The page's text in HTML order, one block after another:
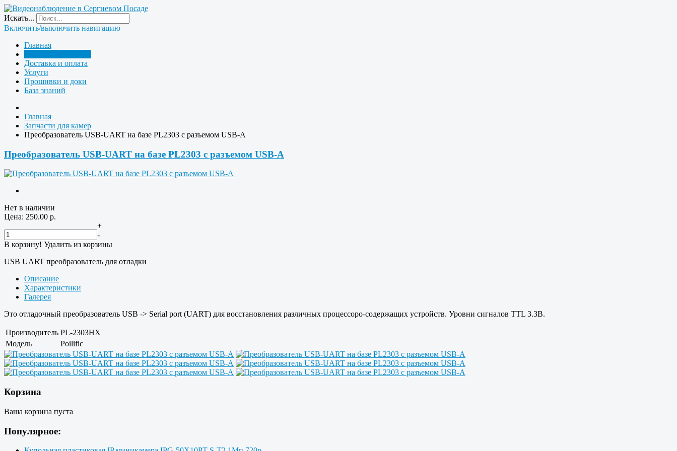
Искать...
Включить/выключить навигацию
Главная
Доставка и оплата
Услуги
Прошивки и доки
База знаний
Главная
Запчасти для камер
Преобразователь USB-UART на базе PL2303 с разъемом USB-A
Преобразователь USB-UART на базе PL2303 с разъемом USB-A
Нет в наличии
Цена: 250.00 р.
+
-
В корзину! Удалить из корзины
USB UART преобразователь для отладки
Описание
Характеристики
Галерея
Это отладочный преобразователь USB -> Serial port (UART) для восстановления различных процессоро-содержащих устройств. Уровни сигналов TTL 3.3В.
Производитель PL-2303HX
Модель
Poilific
Корзина
Ваша корзина пуста
Популярное: